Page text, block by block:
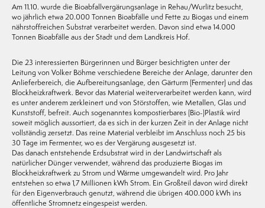
Am 11.10. wurde die Bioabfallvergärungsanlage in Rehau/Wurlitz besucht,
wo jährlich etwa 20.000 Tonnen Bioabfälle und Fette zu Biogas und einem
nährstoffreichen Substrat verarbeitet werden. Davon sind etwa 14.000
Tonnen Bioabfälle aus der Stadt und dem Landkreis Hof.
Die 23 interessierten Bürgerinnen und Bürger besichtigten unter der
Leitung von Volker Böhme verschiedene Bereiche der Anlage, darunter den
Anlieferbereich, die Aufbereitungsanlage, den Gärturm (Fermenter) und das
Blockheizkraftwerk. Bevor das Material weiterverarbeitet werden kann, wird
es unter anderem zerkleinert und von Störstoffen, wie Metallen, Glas und
Kunststoff, befreit. Auch sogenanntes kompostierbares (Bio-)Plastik wird
soweit möglich aussortiert, da es sich in der kurzen Zeit in der Anlage nicht
vollständig zersetzt. Das reine Material verbleibt im Anschluss noch 25 bis
30 Tage im Fermenter, wo es der Vergärung ausgesetzt ist.
Das danach entstehende Erdsubstrat wird in der Landwirtschaft als
natürlicher Dünger verwendet, während das produzierte Biogas im
Blockheizkraftwerk zu Strom und Wärme umgewandelt wird. Pro Jahr
entstehen so etwa 1,7 Millionen kWh Strom. Ein Großteil davon wird direkt
für den Eigenverbrauch genutzt, während die übrigen 400.000 kWh ins
öffentliche Stromnetz eingespeist werden.